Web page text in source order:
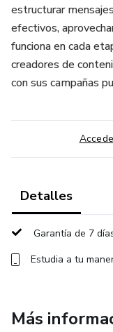
estructurar
efectivos,
funciona en cada
creadores de
con sus campañas
Detalles
Garantía de 7
Estudia a tu
Más